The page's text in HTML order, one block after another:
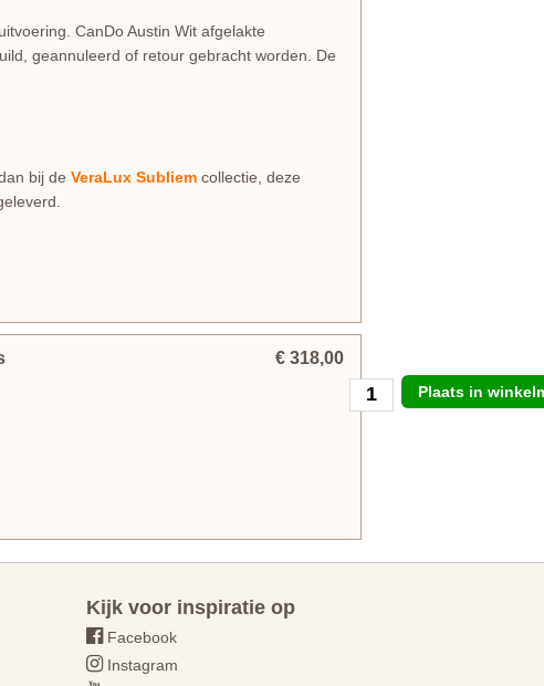
CanDo Austin Wit afgelakte
geannuleerd of retour gebracht worden. De
bij de VeraLux Subliem collectie, deze
€ 318,00
Plaats in
Kijk voor inspiratie op
Facebook
Instagram